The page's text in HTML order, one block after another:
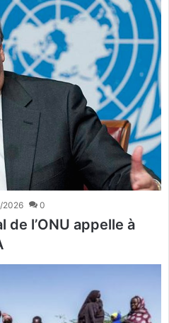
2026 0
de l’ONU appelle à